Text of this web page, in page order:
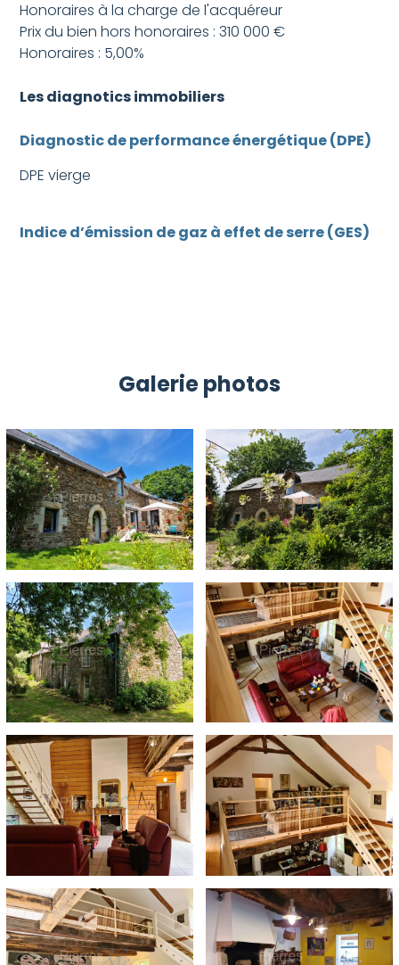
Honoraires à la charge de l'acquéreur
Prix du bien hors honoraires : 310 000 €
Honoraires : 5,00%
Les diagnotics immobiliers
Diagnostic de performance énergétique (DPE)
DPE vierge
Indice d’émission de gaz à effet de serre (GES)
Galerie photos